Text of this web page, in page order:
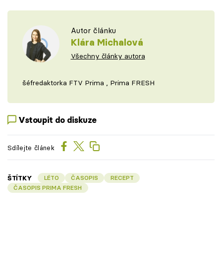
Autor článku
Klára Michalová
Všechny články autora
šéfredaktorka FTV Prima , Prima FRESH
Vstoupit do diskuze
Sdílejte článek
ŠTÍTKY LÉTO ČASOPIS
RECEPT
ČASOPIS PRIMA FRESH